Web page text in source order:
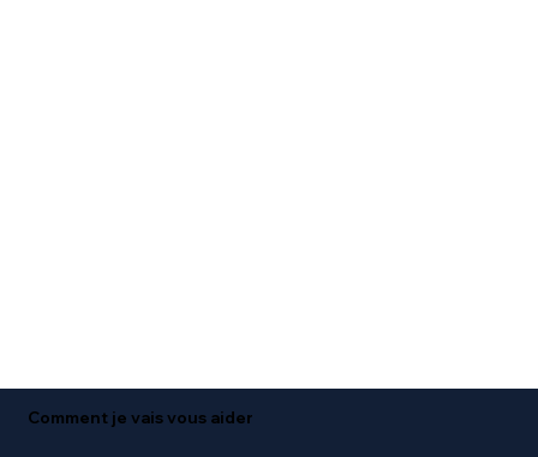
Comment je vais vous aider